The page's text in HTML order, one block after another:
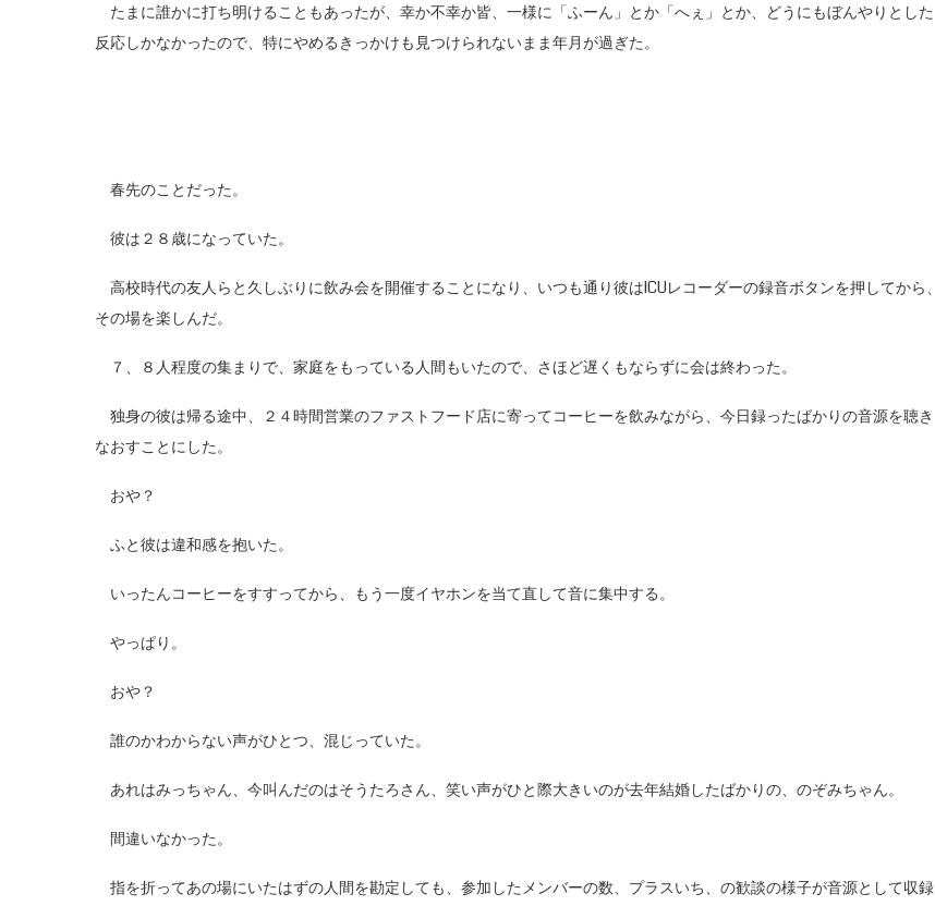
たまに誰かに打ち明けることもあったが、幸か不幸か皆、一様に「ふーん」とか「へぇ」とか、どうにもぼんやりとした
反応しかなかったので、特にやめるきっかけも見つけられないまま年月が過ぎた。
春先のことだった。
彼は２８歳になっていた。
高校時代の友人らと久しぶりに飲み会を開催することになり、いつも通り彼はICUレコーダーの録音ボタンを押してから、
その場を楽しんだ。
７、８人程度の集まりで、家庭をもっている人間もいたので、さほど遅くもならずに会は終わった。
独身の彼は帰る途中、２４時間営業のファストフード店に寄ってコーヒーを飲みながら、今日録ったばかりの音源を聴き
なおすことにした。
おや？
ふと彼は違和感を抱いた。
いったんコーヒーをすすってから、もう一度イヤホンを当て直して音に集中する。
やっぱり。
おや？
誰のかわからない声がひとつ、混じっていた。
あれはみっちゃん、今叫んだのはそうたろさん、笑い声がひと際大きいのが去年結婚したばかりの、のぞみちゃん。
間違いなかった。
指を折ってあの場にいたはずの人間を勘定しても、参加したメンバーの数、プラスいち、の歓談の様子が音源として収録